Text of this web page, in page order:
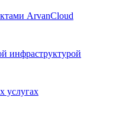
ArvanCloud
инфраструктурой
услугах